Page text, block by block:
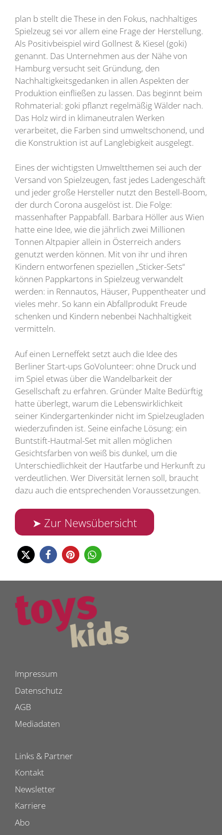
plan b stellt die These in den Fokus, nachhaltiges
Spielzeug sei vor allem eine Frage der Herstellung.
Als Positivbeispiel wird Gollnest & Kiesel (goki)
genannt. Das Unternehmen aus der Nähe von
Hamburg versucht seit Gründung, den
Nachhaltigkeitsgedanken in allen Aspekten der
Produktion einfließen zu lassen. Das beginnt beim
Rohmaterial: goki pflanzt regelmäßig Wälder nach.
Das Holz wird in klimaneutralen Werken
verarbeitet, die Farben sind umweltschonend, und
die Konstruktion ist auf Langlebigkeit ausgelegt.
Eines der wichtigsten Umweltthemen sei auch der
Versand von Spielzeugen, fast jedes Ladengeschäft
und jeder große Hersteller nutzt den Bestell-Boom,
der durch Corona ausgelöst ist. Die Folge:
massenhafter Pappabfall. Barbara Höller aus Wien
hatte eine Idee, wie die jährlich zwei Millionen
Tonnen Altpapier allein in Österreich anders
genutzt werden können. Mit von ihr und ihren
Kindern entworfenen speziellen „Sticker-Sets“
können Pappkartons in Spielzeug verwandelt
werden: in Rennautos, Häuser, Puppentheater und
vieles mehr. So kann ein Abfallprodukt Freude
schenken und Kindern nebenbei Nachhaltigkeit
vermitteln.
Auf einen Lerneffekt setzt auch die Idee des
Berliner Start-ups GoVolunteer: ohne Druck und
im Spiel etwas über die Wandelbarkeit der
Gesellschaft zu erfahren. Gründer Malte Bedürftig
hatte überlegt, warum die Lebenswirklichkeit
seiner Kindergartenkinder nicht im Spielzeugladen
wiederzufinden ist. Seine einfache Lösung: ein
Buntstift-Hautmal-Set mit allen möglichen
Gesichtsfarben von weiß bis dunkel, um die
Unterschiedlichkeit der Hautfarbe und Herkunft zu
verdeutlichen. Wer Diversität lernen soll, braucht
dazu auch die entsprechenden Voraussetzungen.
➤ Zur Newsübersicht
Impressum
Datenschutz
AGB
Mediadaten
Links & Partner
Kontakt
Newsletter
Karriere
Abo